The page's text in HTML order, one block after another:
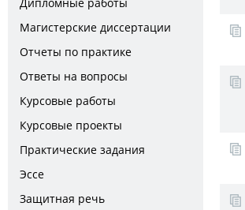
Магистерские диссертации
Отчеты по практике
Ответы на вопросы
Курсовые работы
Курсовые проекты
Практические задания
Эссе
Защитная речь